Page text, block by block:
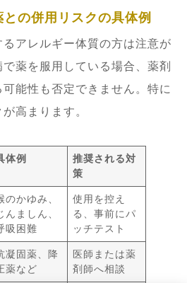
の併用リスクの具体例
アレルギー体質の方は注意が
薬を服用している場合、薬剤
能性も否定できません。特に
高まります。
体例
推奨される対
策
のかゆみ、
んましん、
吸困難
使用を控え
る、事前にパ
ッチテスト
凝固薬、降
薬など
医師または薬
剤師へ相談